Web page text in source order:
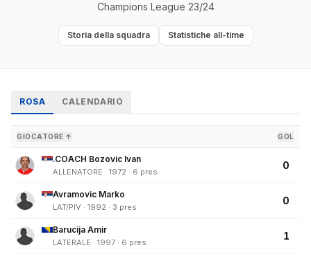
Champions League 23/24
Storia della squadra Statistiche all-time
ROSA CALENDARIO
GIOCATORE ↑ GOL
.COACH Bozovic Ivan
ALLENATORE · 1972 · 6 pres
0
Avramovic Marko
LAT/PIV · 1992 · 3 pres
0
Barucija Amir
LATERALE · 1997 · 6 pres
1